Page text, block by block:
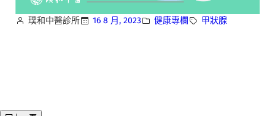
璞和中醫診所 16 8 月, 2023 健康專欄 甲狀腺